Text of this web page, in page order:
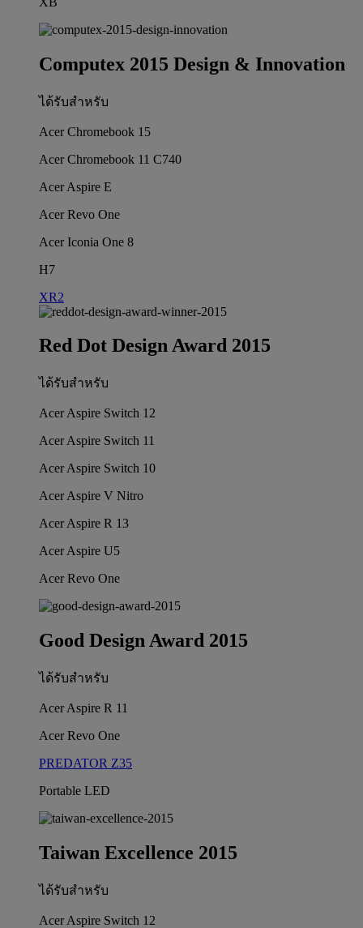
Computex 2015 Design & Innovation
ได้รับสำหรับ
Acer Chromebook 15
Acer Chromebook 11 C740
Acer Aspire E
Acer Revo One
Acer Iconia One 8
H7
XR2
Red Dot Design Award 2015
ได้รับสำหรับ
Acer Aspire Switch 12
Acer Aspire Switch 11
Acer Aspire Switch 10
Acer Aspire V Nitro
Acer Aspire R 13
Acer Aspire U5
Acer Revo One
Good Design Award 2015
ได้รับสำหรับ
Acer Aspire R 11
Acer Revo One
PREDATOR Z35
Portable LED
Taiwan Excellence 2015
ได้รับสำหรับ
Acer Aspire Switch 12